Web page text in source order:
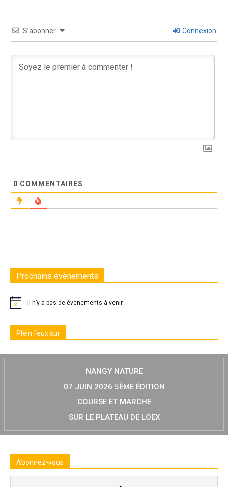
S’abonner Connexion
0 COMMENTAIRES
Prochains évènements
Il n’y a pas de évènements à venir.
Plein feux sur
NANGY NATURE
07 JUIN 2026 5ÈME ÉDITION
COURSE ET MARCHE
SUR LE PLATEAU DE LOEX
Abonnez-vous